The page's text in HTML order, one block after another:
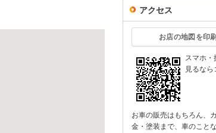
アクセス
お店の地図を印
スマホ・
見るなら
お車の販売はもちろん、
金・塗装まで、車のこと